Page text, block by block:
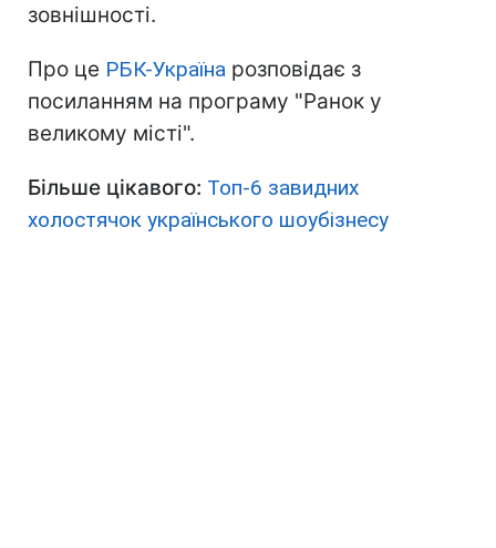
зовнішності.
Про це РБК-Україна розповідає з
посиланням на програму "Ранок у
великому місті".
Більше цікавого: Топ-6 завидних
холостячок українського шоубізнесу